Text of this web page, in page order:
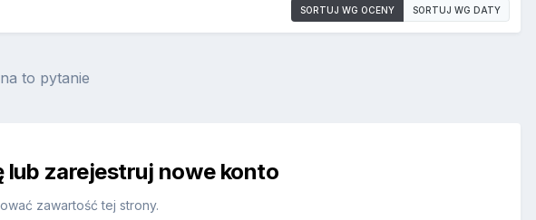
SORTUJ WG OCENY SORTUJ WG DATY
to pytanie
lub zarejestruj nowe konto
zawartość tej strony.